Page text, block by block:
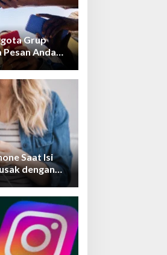
Grup
Anda
Saat Isi
dengan